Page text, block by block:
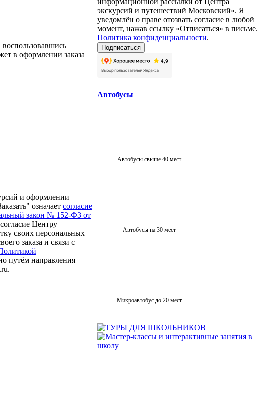
в оформлении заказа
и оформлении
означает согласие
закон № 152-ФЗ от
Центру
своих персональных
заказа и связи с
путём направления
экскурсий и путешествий Московский». Я
уведомлён о праве отозвать согласие в любой
момент, нажав ссылку «Отписаться» в письме.
Политика конфиденциальности.
Автобусы
Автобусы свыше 40 мест
Автобусы на 30 мест
Микроавтобус до 20 мест